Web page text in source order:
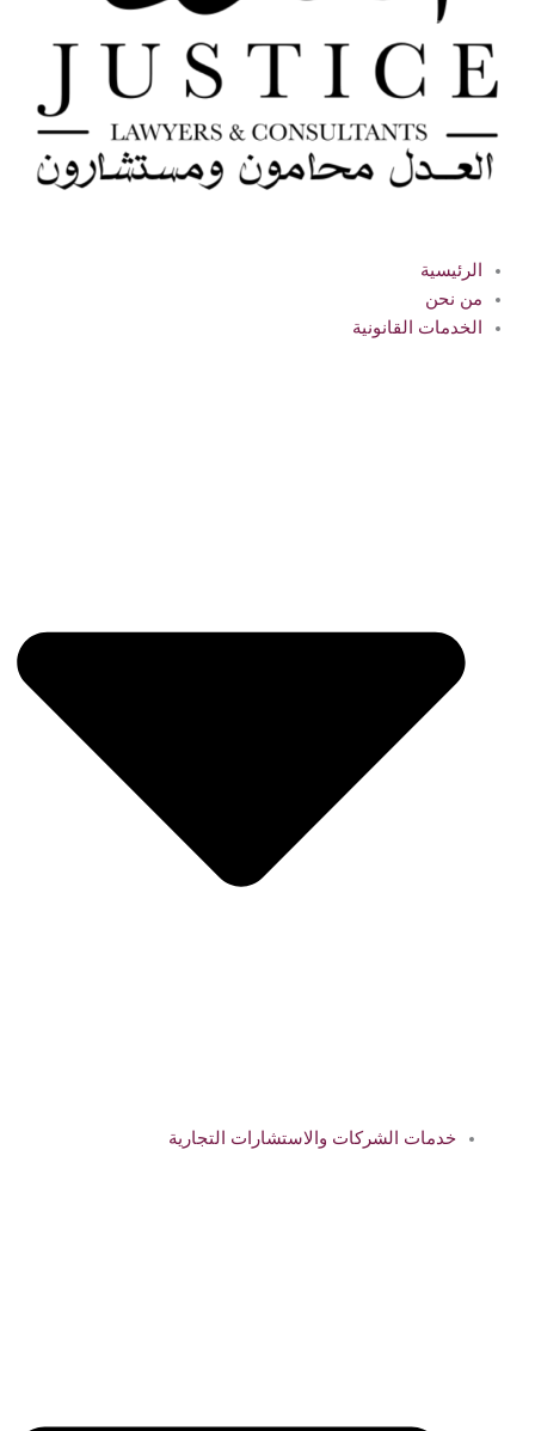
الرئيسية
من نحن
الخدمات القانونية
خدمات الشركات والاستشارات التجارية